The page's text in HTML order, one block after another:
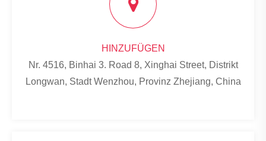
HINZUFÜGEN
Nr. 4516, Binhai 3. Road 8, Xinghai Street, Distrikt
Longwan, Stadt Wenzhou, Provinz Zhejiang, China